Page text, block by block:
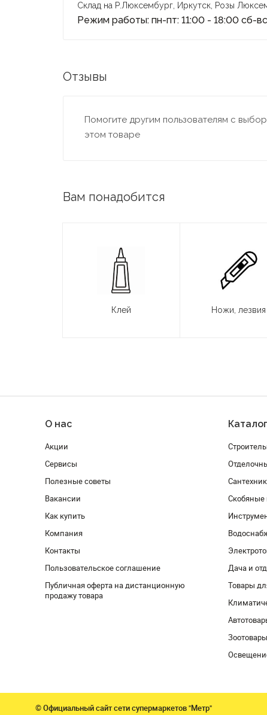
Склад на Р.Люксембург, Иркутск, Розы
Режим работы: пн-пт: 11:00 - 18:00 сб-
Отзывы
Помогите другим пользователям с
этом товаре
Вам понадобится
Клей Ножи, лезвия
О нас
Акции
Сервисы
Полезные советы
Вакансии
Как купить
Компания
Контакты
Пользовательское соглашение
Публичная оферта на дистанционную
продажу товара
Каталог
Скобяные
Дача и
Товары
Зоотовары
© Официальный сайт сети супермаркетов "Метр"